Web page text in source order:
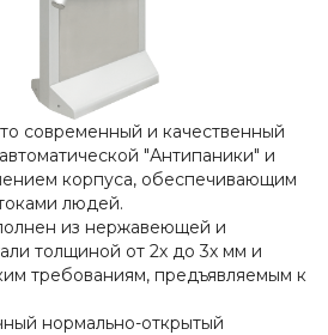
современный и качественный
"Антипаники" и
корпуса, обеспечивающим
людей.
из нержавеющей и
толщиной от 2х до 3х мм и
требованиям, предъявляемым к
нормально-открытый